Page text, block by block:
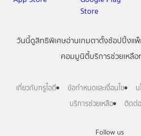
Follow us
วันนี้ดูสิทธิพิเศษอ่านเกมตาตั้งช้อปปิ้งแ
คอมมูนิตี้บริการช่วยเหลือ
เกี่ยวกับทรูไอดี ข้อกำหนดและเงื่อนไข
บริการช่วยเหลือ
ติดต่อ